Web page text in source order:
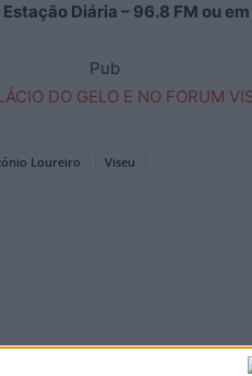
Diária – 96.8 FM ou em
Pub
Loureiro Viseu